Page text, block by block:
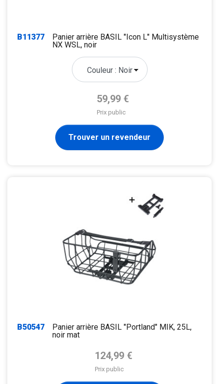
B11377
Panier arrière BASIL "Icon L" Multisystème
NX WSL, noir
Prix de base
59,99 €
Prix public
Trouver un revendeur
B50547
Panier arrière BASIL "Portland" MIK, 25L,
noir mat
Prix de base
124,99 €
Prix public